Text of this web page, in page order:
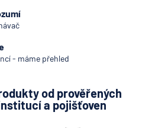
- máme přehled
od prověřených
a pojišťoven